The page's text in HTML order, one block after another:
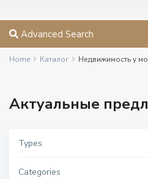
Advanced Search
Home Каталог Недвижимость у
Актуальные
Types
Categories